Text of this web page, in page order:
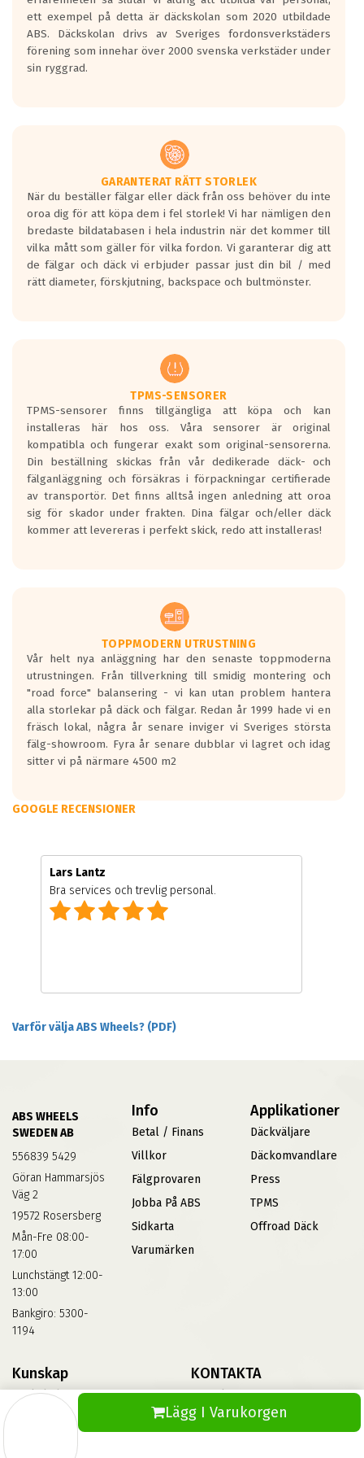
Lägg I Varukorgen
ett exempel på detta är däckskolan som 2020 utbildade
ABS. Däckskolan drivs av Sveriges fordonsverkstäders
förening som innehar över 2000 svenska verkstäder under
sin ryggrad.
GARANTERAT RÄTT STORLEK
När du beställer fälgar eller däck från oss behöver du inte
oroa dig för att köpa dem i fel storlek! Vi har nämligen den
bredaste bildatabasen i hela industrin när det kommer till
vilka mått som gäller för vilka fordon. Vi garanterar dig att
de fälgar och däck vi erbjuder passar just din bil / med
rätt diameter, förskjutning, backspace och bultmönster.
TPMS-SENSORER
TPMS-sensorer finns tillgängliga att köpa och kan
installeras här hos oss. Våra sensorer är original
kompatibla och fungerar exakt som original-sensorerna.
Din beställning skickas från vår dedikerade däck- och
fälganläggning och försäkras i förpackningar certifierade
av transportör. Det finns alltså ingen anledning att oroa
sig för skador under frakten. Dina fälgar och/eller däck
kommer att levereras i perfekt skick, redo att installeras!
TOPPMODERN UTRUSTNING
Vår helt nya anläggning har den senaste toppmoderna
utrustningen. Från tillverkning till smidig montering och
"road force" balansering - vi kan utan problem hantera
alla storlekar på däck och fälgar. Redan år 1999 hade vi en
fräsch lokal, några år senare inviger vi Sveriges största
fälg-showroom. Fyra år senare dubblar vi lagret och idag
sitter vi på närmare 4500 m2
GOOGLE RECENSIONER
Lars Lantz
Bra services och trevlig personal.
Varför välja ABS Wheels? (PDF)
ABS WHEELS
SWEDEN AB
556839 5429
Göran Hammarsjös
Väg 2
19572 Rosersberg
Mån-Fre 08:00-
17:00
Lunchstängt 12:00-
13:00
Bankgiro: 5300-
1194
Info
Betal / Finans
Villkor
Fälgprovaren
Jobba På ABS
Sidkarta
Varumärken
Applikationer
Däckväljare
Däckomvandlare
Press
TPMS
Offroad Däck
Kunskap
Däckskola
KONTAKTA
Kontakta Oss
Vinterdäck